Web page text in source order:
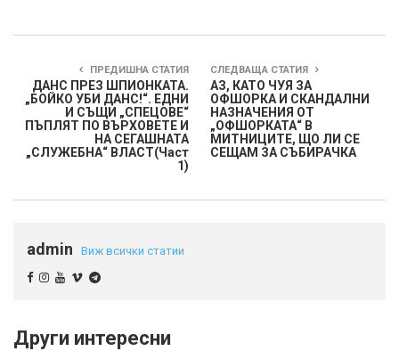
ПРЕДИШНА СТАТИЯ
ДАНС ПРЕЗ ШПИОНКАТА.
„БОЙКО УБИ ДАНС!“. ЕДНИ
И СЪЩИ „СПЕЦОВЕ“
ПЪПЛЯТ ПО ВЪРХОВЕТЕ И
НА СЕГАШНАТА
„СЛУЖЕБНА“ ВЛАСТ(Част
1)
СЛЕДВАЩА СТАТИЯ
АЗ, КАТО ЧУЯ ЗА
ОФШОРКА И СКАНДАЛНИ
НАЗНАЧЕНИЯ ОТ
„ОФШОРКАТА“ В
МИТНИЦИТЕ, ЩО ЛИ СЕ
СЕЩАМ ЗА СЪБИРАЧКА
admin Виж всички статии
Други интересни